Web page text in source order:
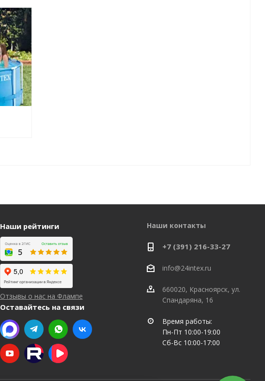
Наши рейтинги
Отзывы о нас на Флампе
Оставайтесь на связи
Наши контакты
+7 (391) 216-33-27
info@24intex.ru
660020, Красноярск, ул.
Спандаряна, 16
Время работы:
Пн-Пт 10:00-19:00
Сб-Вс 10:00-17:00